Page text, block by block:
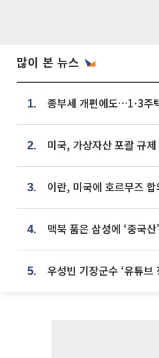
많이 본 뉴스
1.
2.
3.
4.
5.